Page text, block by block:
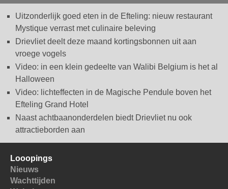
Uitzonderlijk goed eten in de Efteling: nieuw restaurant
Mystique verrast met culinaire beleving
Drievliet deelt deze maand kortingsbonnen uit aan
vroege vogels
Video: in een klein gedeelte van Walibi Belgium is het al
Halloween
Video: lichteffecten in de Magische Pendule boven het
Efteling Grand Hotel
Naast achtbaanonderdelen biedt Drievliet nu ook
attractieborden aan
Looopings
Nieuws
Wachttijden